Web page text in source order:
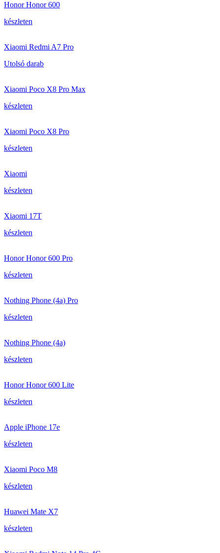
Honor Honor 600
készleten
Xiaomi Redmi A7 Pro
Utolsó darab
Xiaomi Poco X8 Pro Max
készleten
Xiaomi Poco X8 Pro
készleten
Xiaomi
készleten
Xiaomi 17T
készleten
Honor Honor 600 Pro
készleten
Nothing Phone (4a) Pro
készleten
Nothing Phone (4a)
készleten
Honor Honor 600 Lite
készleten
Apple iPhone 17e
készleten
Xiaomi Poco M8
készleten
Huawei Mate X7
készleten